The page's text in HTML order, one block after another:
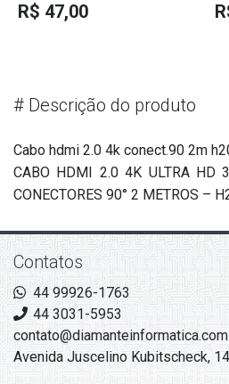
R$ 47,00
# Descrição do produto
Cabo hdmi 2.0 4k conect.90 2m
CABO HDMI 2.0 4K ULTRA HD
CONECTORES 90° 2 METROS –
Contatos
44 99926-1763
44 3031-5953
contato@diamanteinformatica.com
Avenida Juscelino Kubitscheck,